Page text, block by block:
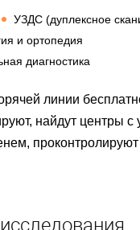
УЗДС (дуплексное
и ортопедия
диагностика
линии
найдут центры
проконтролируют